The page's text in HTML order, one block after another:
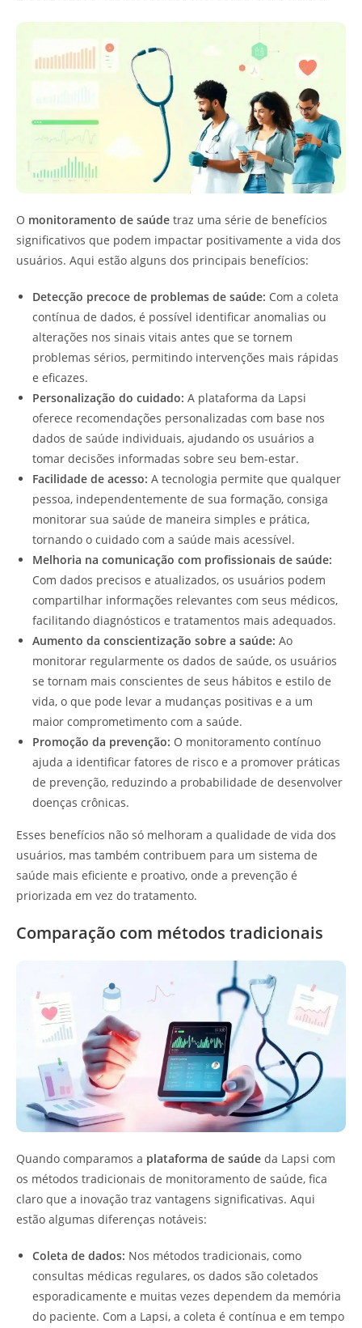
O monitoramento de saúde traz uma série de benefícios
significativos que podem impactar positivamente a vida dos
usuários. Aqui estão alguns dos principais benefícios:
Detecção precoce de problemas de saúde: Com a coleta
contínua de dados, é possível identificar anomalias ou
alterações nos sinais vitais antes que se tornem
problemas sérios, permitindo intervenções mais rápidas
e eficazes.
Personalização do cuidado: A plataforma da Lapsi
oferece recomendações personalizadas com base nos
dados de saúde individuais, ajudando os usuários a
tomar decisões informadas sobre seu bem-estar.
Facilidade de acesso: A tecnologia permite que qualquer
pessoa, independentemente de sua formação, consiga
monitorar sua saúde de maneira simples e prática,
tornando o cuidado com a saúde mais acessível.
Melhoria na comunicação com profissionais de saúde:
Com dados precisos e atualizados, os usuários podem
compartilhar informações relevantes com seus médicos,
facilitando diagnósticos e tratamentos mais adequados.
Aumento da conscientização sobre a saúde: Ao
monitorar regularmente os dados de saúde, os usuários
se tornam mais conscientes de seus hábitos e estilo de
vida, o que pode levar a mudanças positivas e a um
maior comprometimento com a saúde.
Promoção da prevenção: O monitoramento contínuo
ajuda a identificar fatores de risco e a promover práticas
de prevenção, reduzindo a probabilidade de desenvolver
doenças crônicas.
Esses benefícios não só melhoram a qualidade de vida dos
usuários, mas também contribuem para um sistema de
saúde mais eficiente e proativo, onde a prevenção é
priorizada em vez do tratamento.
Comparação com métodos tradicionais
Quando comparamos a plataforma de saúde da Lapsi com
os métodos tradicionais de monitoramento de saúde, fica
claro que a inovação traz vantagens significativas. Aqui
estão algumas diferenças notáveis:
Coleta de dados: Nos métodos tradicionais, como
consultas médicas regulares, os dados são coletados
esporadicamente e muitas vezes dependem da memória
do paciente. Com a Lapsi, a coleta é contínua e em tempo